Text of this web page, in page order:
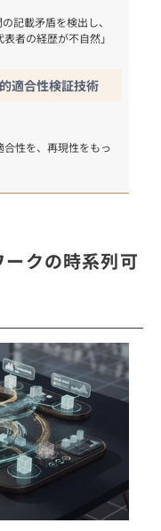
記載矛盾を検出し、
者の経歴が不自然」
適合性検証技術
性を、再現性をもっ
クの時系列可